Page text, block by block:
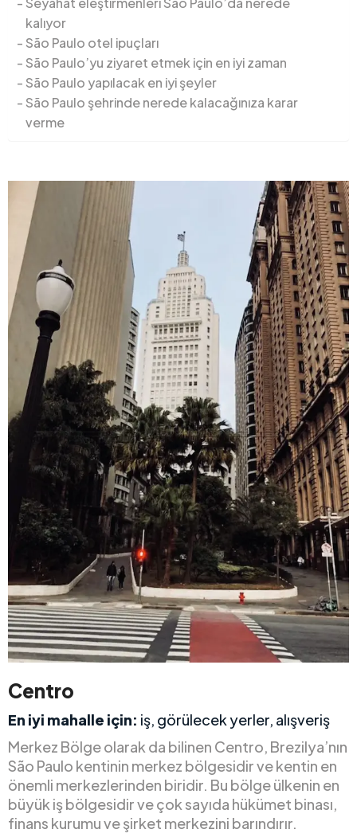
kalıyor
São Paulo otel ipuçları
São Paulo’yu ziyaret etmek için en iyi zaman
São Paulo yapılacak en iyi şeyler
São Paulo şehrinde nerede kalacağınıza karar
verme
Centro
En iyi mahalle için: iş, görülecek yerler, alışveriş
Merkez Bölge olarak da bilinen Centro, Brezilya’nın
São Paulo kentinin merkez bölgesidir ve kentin en
önemli merkezlerinden biridir. Bu bölge ülkenin en
büyük iş bölgesidir ve çok sayıda hükümet binası,
finans kurumu ve şirket merkezini barındırır.